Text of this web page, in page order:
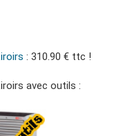
: 310.90 € ttc !
avec outils :